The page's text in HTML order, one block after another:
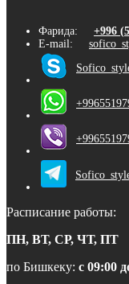
Фарида: +996
E-mail:
Расписание работы:
ПН, ВТ, СР, ЧТ, ПТ
по Бишкеку: с 09:00